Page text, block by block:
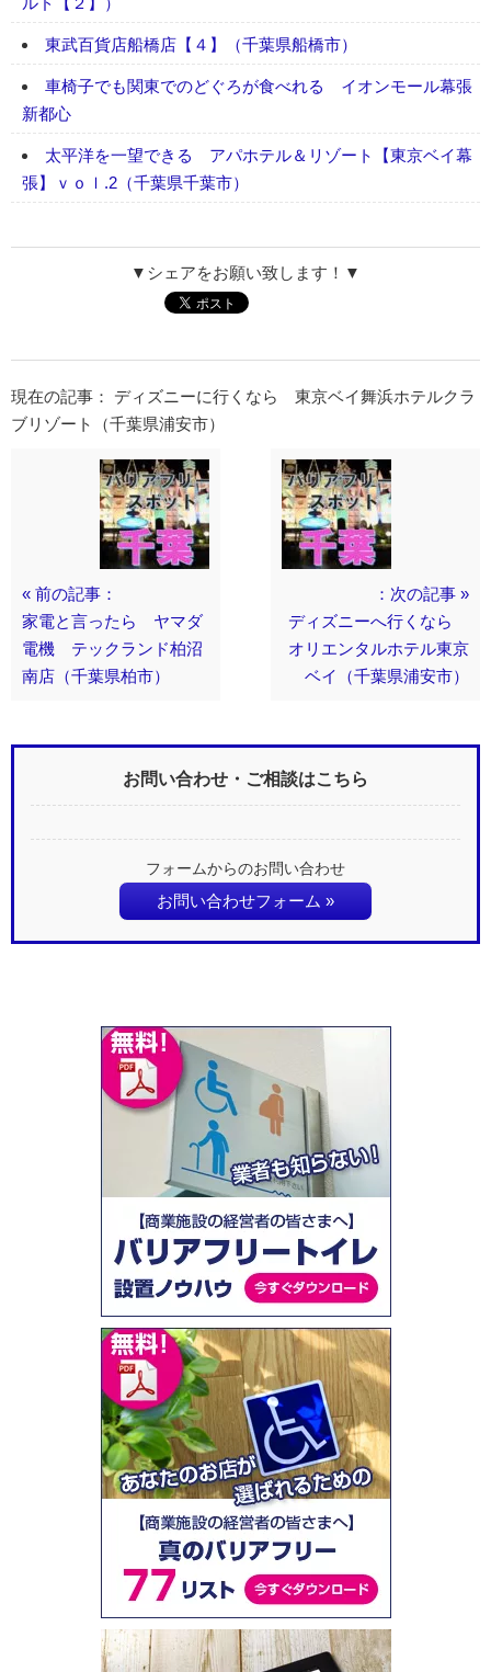
東武百貨店船橋店【４】（千葉県船橋市）
車椅子でも関東でのどぐろが食べれる イオンモール幕張
新都心
太平洋を一望できる アパホテル＆リゾート【東京ベイ幕
張】ｖｏｌ.2（千葉県千葉市）
▼シェアをお願い致します！▼
現在の記事： ディズニーに行くなら 東京ベイ舞浜ホテルクラ
ブリゾート（千葉県浦安市）
« 前の記事：
家電と言ったら ヤマダ
電機 テックランド柏沼
南店（千葉県柏市）
：次の記事 »
ディズニーへ行くなら
オリエンタルホテル東京
ベイ（千葉県浦安市）
お問い合わせ・ご相談はこちら
フォームからのお問い合わせ
お問い合わせフォーム »